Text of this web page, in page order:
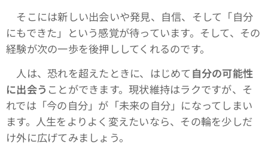
そこには新しい出会いや発見、自信、そして「自分
にもできた」という感覚が待っています。そして、その
経験が次の一歩を後押ししてくれるのです。
人は、恐れを超えたときに、はじめて 自分の可能性
に出会う ことができます。現状維持はラクですが、そ
れでは「今の自分」が「未来の自分」になってしまい
ます。人生をよりよく変えたいなら、その輪を少しだ
け外に広げてみましょう。